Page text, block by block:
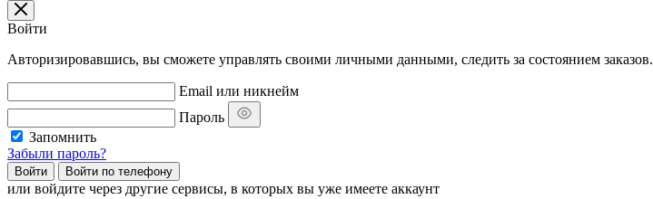
Войти
Авторизировавшись, вы сможете управлять своими личными данными, следить за состоянием заказов.
Email или никнейм
Пароль
Запомнить
Забыли пароль?
Войти Войти по телефону
или войдите через другие сервисы, в которых вы уже имеете аккаунт